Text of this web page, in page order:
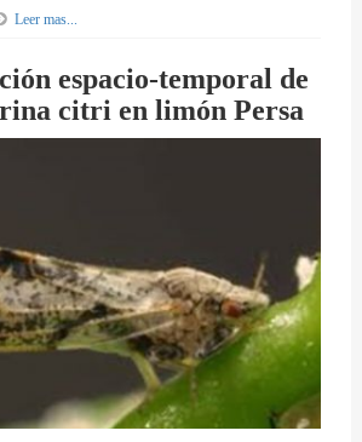
Leer mas...
espacio-temporal de
citri en limón Persa